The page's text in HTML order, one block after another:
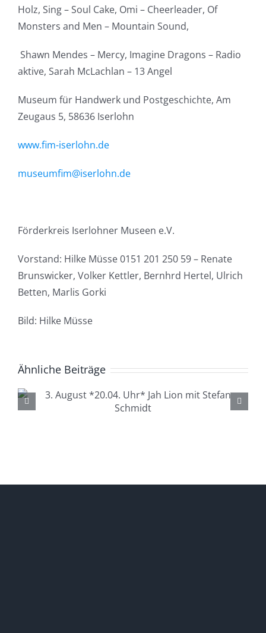
Holz, Sing – Soul Cake, Omi – Cheerleader, Of
Monsters and Men – Mountain Sound,
Shawn Mendes – Mercy, Imagine Dragons – Radio
aktive, Sarah McLachlan – 13 Angel
Museum für Handwerk und Postgeschichte, Am
Zeugaus 5, 58636 Iserlohn
www.fim-iserlohn.de
museumfim@iserlohn.de
Förderkreis Iserlohner Museen e.V.
Vorstand: Hilke Müsse 0151 201 250 59 – Renate
Brunswicker, Volker Kettler, Bernhrd Hertel, Ulrich
Betten, Marlis Gorki
Bild: Hilke Müsse
Ähnliche Beiträge
4. August *20.04. Uhr*
Lüdenscheid Live mit Ingo